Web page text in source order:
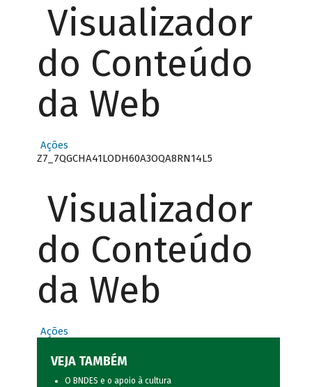
Visualizador
do Conteúdo
da Web
Ações
Z7_7QGCHA41LODH60A3OQA8RN14L5
Visualizador
do Conteúdo
da Web
Ações
VEJA TAMBÉM
O BNDES e o apoio à cultura